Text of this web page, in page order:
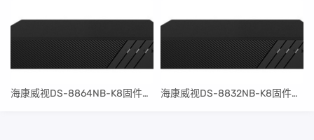
​海康威视DS-8864NB-K8固件升级包V4.30.097build240401 ​海康威视DS-8832NB-K8固件升级包V4.30.097build240401